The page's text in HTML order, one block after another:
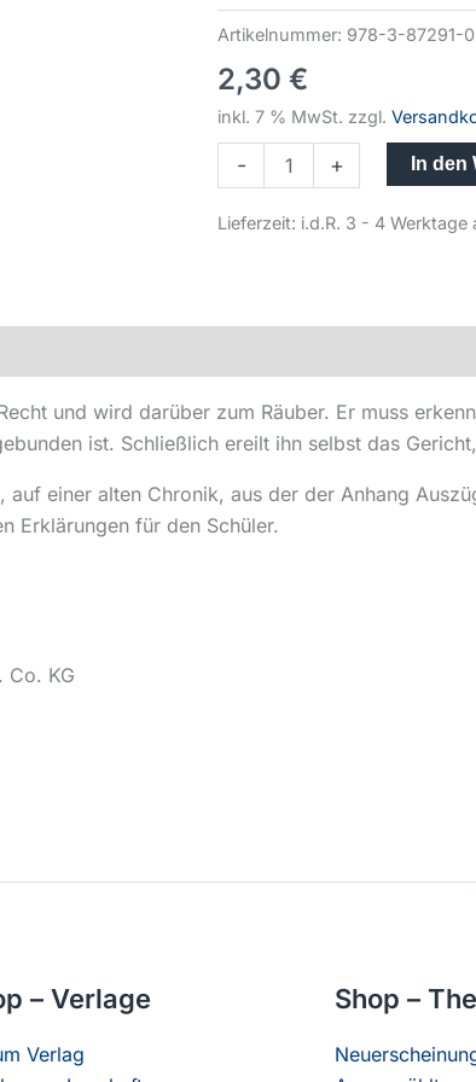
Artikelnummer: 978-3-87291-
2,30 €
inkl. 7 % MwSt. zzgl.
- + In den
Lieferzeit: i.d.R. 3 - 4
und wird darüber zum Räuber. Er muss
ist. Schließlich ereilt ihn selbst das
einer alten Chronik, aus der der Anhang
Erklärungen für den Schüler.
Co. KG
– Verlage
Verlag
Shop –